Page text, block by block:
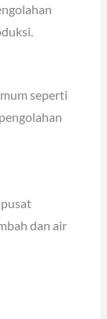
seperti
dan air